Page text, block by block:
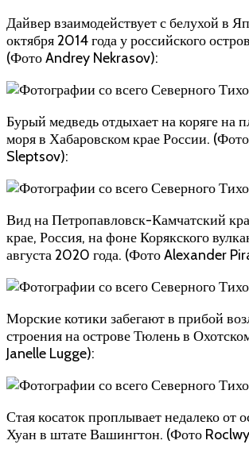
Дайвер взаимодействует с белухой в
октября 2014 года у российского
(Фото Andrey Nekrasov):
Бурый медведь отдыхает на коряге на
моря в Хабаровском крае России.
Sleptsov):
Вид на Петропавловск-Камчатский
крае, Россия, на фоне Корякского
августа 2020 года. (Фото Alexander
Морские котики забегают в прибой
строения на острове Тюлень в
Janelle Lugge):
Стая косаток проплывает недалеко от
Хуан в штате Вашингтон. (Фото